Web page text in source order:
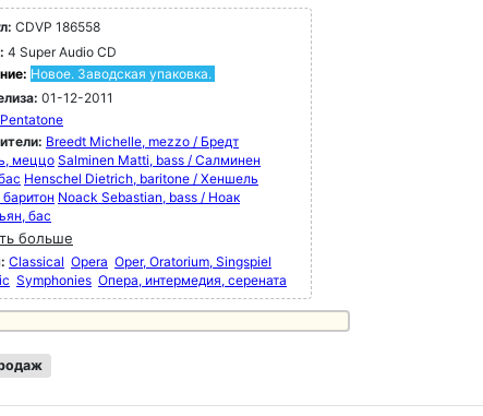
CDVP 186558
4 Super Audio CD
Новое. Заводская упаковка.
01-12-2011
Pentatone
Breedt Michelle, mezzo / Бредт
меццо Salminen Matti, bass / Салминен
Henschel Dietrich, baritone / Хеншель
Noack Sebastian, bass / Ноак
бас
больше
Classical Opera Oper, Oratorium, Singspiel
Symphonies Опера, интермедия, серената